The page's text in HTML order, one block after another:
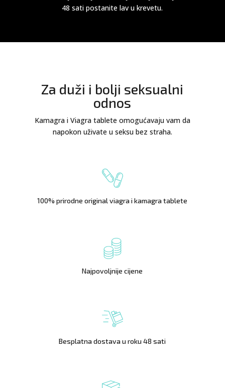
48 sati postanite lav u krevetu.
Za duži i bolji seksualni
odnos
Kamagra i Viagra tablete omogućavaju vam da
napokon uživate u seksu bez straha.
100% prirodne original viagra i kamagra tablete
Najpovoljnije cijene
Besplatna dostava u roku 48 sati